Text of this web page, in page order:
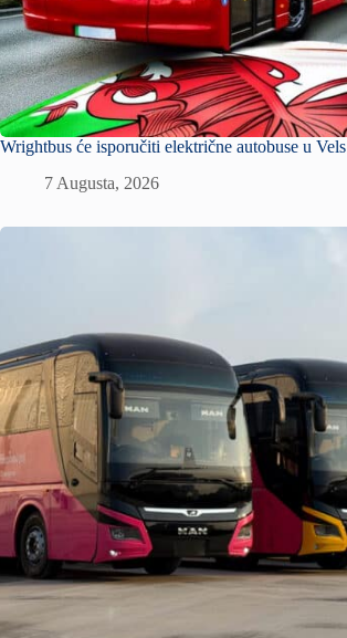
Wrightbus će isporučiti električne autobuse u Vels
7 Augusta, 2026